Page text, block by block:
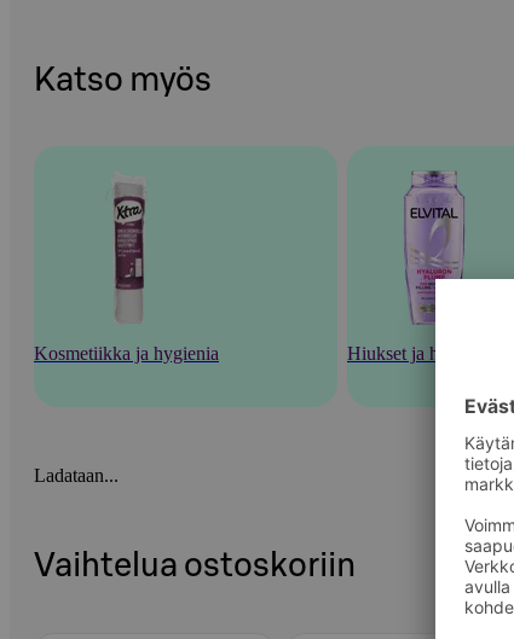
Katso myös
Kosmetiikka ja hygienia Hiukset ja hiustenhoito
Ladataan...
Vaihtelua ostoskoriin